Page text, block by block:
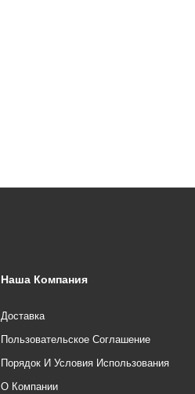
Наша Компания
Доставка
Пользовательское Соглашение
Порядок И Условия Использования
О Компании